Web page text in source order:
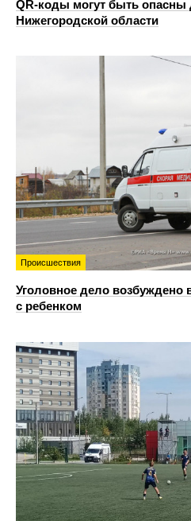
QR-коды могут быть опасны
Нижегородской области
Происшествия
Уголовное дело возбуждено
с ребенком